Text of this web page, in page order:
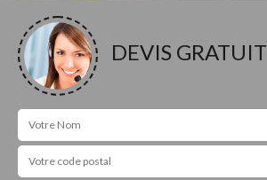
DEVIS GRATUIT